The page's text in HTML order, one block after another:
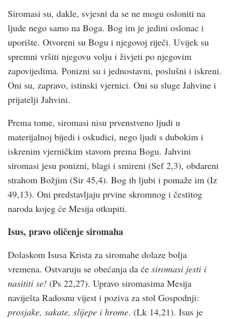
Siromasi su, dakle, svjesni da se ne mogu osloniti na
ljude nego samo na Boga. Bog im je jedini oslonac i
uporište. Otvoreni su Bogu i njegovoj riječi. Uvijek su
spremni vršiti njegovu volju i živjeti po njegovim
zapovijedima. Ponizni su i jednostavni, poslušni i iskreni.
Oni su, zapravo, istinski vjernici. Oni su sluge Jahvine i
prijatelji Jahvini.
Prema tome, siromasi nisu prvenstveno ljudi u
materijalnoj bijedi i oskudici, nego ljudi s dubokim i
iskrenim vjerničkim stavom prema Bogu. Jahvini
siromasi jesu ponizni, blagi i smireni (Sef 2,3), obdareni
strahom Božjim (Sir 45,4). Bog ih ljubi i pomaže im (Iz
49,13). Oni predstavljaju prvine skromnog i čestitog
naroda kojeg će Mesija otkupiti.
Isus, pravo oličenje siromaha
Dolaskom Isusa Krista za siromahe dolaze bolja
vremena. Ostvaruju se obećanja da će siromasi jesti i
nasititi se! (Ps 22,27). Upravo siromasima Mesija
naviješta Radosnu vijest i poziva za stol Gospodnji:
prosjake, sakate, slijepe i hrome. (Lk 14,21). Isus je